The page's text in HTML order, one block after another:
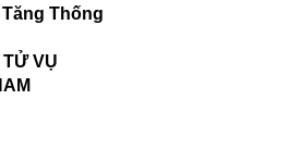
Thống
VỤ